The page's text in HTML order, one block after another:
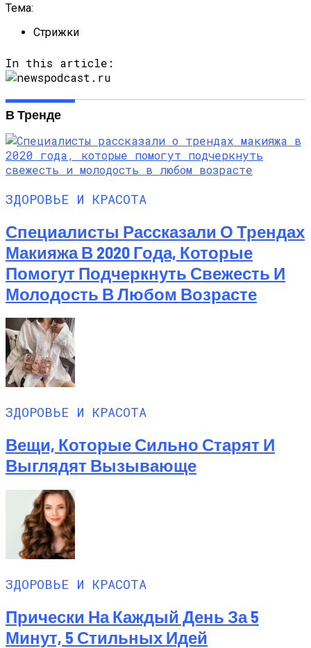
Тема:
Стрижки
In this article:
В Тренде
ЗДОРОВЬЕ И КРАСОТА
Специалисты Рассказали О Трендах
Макияжа В 2020 Года, Которые
Помогут Подчеркнуть Свежесть И
Молодость В Любом Возрасте
ЗДОРОВЬЕ И КРАСОТА
Вещи, Которые Сильно Старят И
Выглядят Вызывающе
ЗДОРОВЬЕ И КРАСОТА
Прически На Каждый День За 5
Минут, 5 Стильных Идей